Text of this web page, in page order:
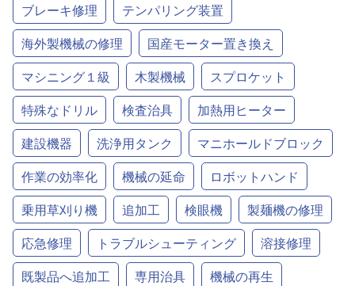
ブレーキ修理
テンパリング装置
海外製機械の修理
国産モーター置き換え
マシニング１級
木製機械
スプロケット
特殊なドリル
検査治具
加熱用ヒーター
建設機器
洗浄用タンク
マニホールドブロック
作業の効率化
機械の延命
ロボットハンド
乗用草刈り機
追加工 検眼機
製麺機の修理
応急修理
トラブルシューティング
溶接修理
既製品へ追加工
専用治具
機械の再生